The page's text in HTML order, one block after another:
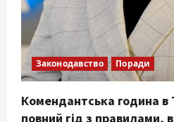
Законодавство Поради
Комендантська година в
повний гід з правилами,